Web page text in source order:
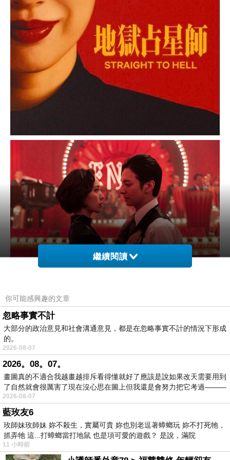
< 地獄占星師 Straight to Hell>
剛好我也開始學習易經占卜
看劇裡面有占卜&解卦的畫面都很有感
但我最有感的是女主角- 戶田惠梨香神演技
戶田惠梨香五官可說相當精緻
繼續閱讀
你可能感興趣的文章
忽略事實不計
大部分的政治意見和社會溝通意見，都是在忽略事實不計的情況下形成
的。
2026-08-07
2026。08。07。
畫圖真的不適合我越畫越排斥看得懂就好了應該是說如果改天需要用到
了自然就會很厲害了現在沒心思在圖上但我還是會努力把它考過———
2026-08-07
藍玫友6
玫師妹玫師妹 妳不殺生，實屬可貴 妳也別老逗著蟑螂玩 妳不打死牠，
抓弄牠 這...打蟑螂當打地鼠 也是項可愛的遊戲？ 是說，滿院
11 小時前